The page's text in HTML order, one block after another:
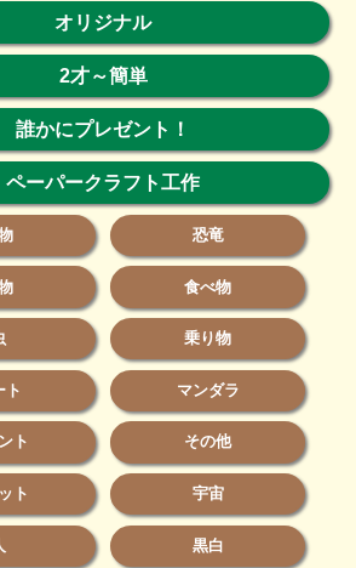
オリジナル
2才～簡単
誰かにプレゼント！
ペーパークラフト工作
恐竜
食べ物
乗り物
ト マンダラ
ト その他
ト 宇宙
黒白